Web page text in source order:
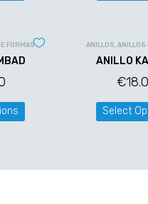
FORMAS ANILLOS,ANILLOS
ANILLO
€
Select